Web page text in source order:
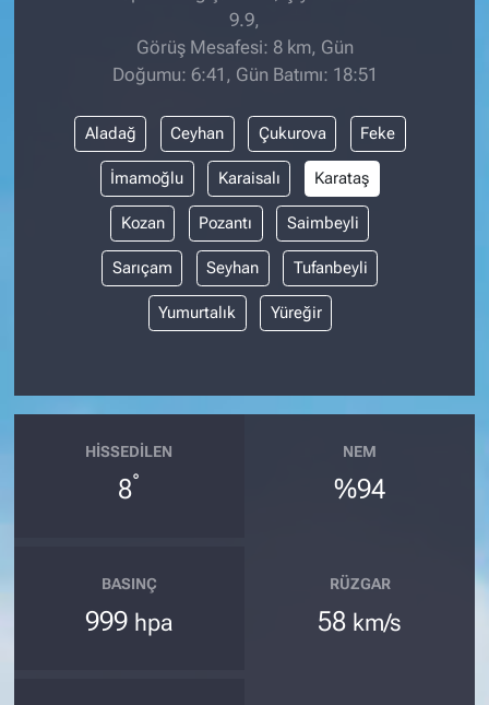
9.9,
Görüş Mesafesi: 8 km, Gün
Doğumu: 6:41, Gün Batımı: 18:51
Aladağ Ceyhan Çukurova Feke
İmamoğlu Karaisalı Karataş
Kozan Pozantı Saimbeyli
Sarıçam Seyhan Tufanbeyli
Yumurtalık Yüreğir
HISSEDILEN
8°
NEM
%94
BASINÇ
999 hpa
RÜZGAR
58 km/s